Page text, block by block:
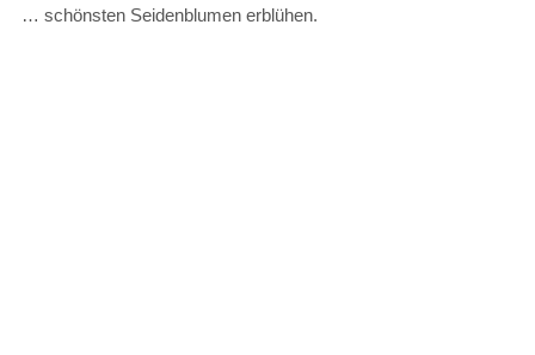
… schönsten Seidenblumen erblühen.